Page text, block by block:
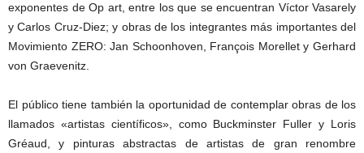
exponentes de Op art, entre los que se encuentran Víctor Vasarely
y Carlos Cruz-Diez; y obras de los integrantes más importantes del
Movimiento ZERO: Jan Schoonhoven, François Morellet y Gerhard
von Graevenitz.
El público tiene también la oportunidad de contemplar obras de los
llamados «artistas científicos», como Buckminster Fuller y Loris
Gréaud, y pinturas abstractas de artistas de gran renombre